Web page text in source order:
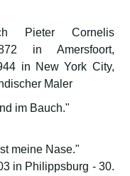
Pieter Cornelis
in Amersfoort,
in New York City,
Maler
im Bauch."
meine Nase."
in Philippsburg - 30.